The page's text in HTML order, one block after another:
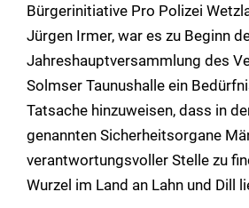
Bürgerinitiative Pro Polizei
Jürgen Irmer, war es zu Beginn
Jahreshauptversammlung des
Solmser Taunushalle ein
Tatsache hinzuweisen, dass in
genannten Sicherheitsorgane
verantwortungsvoller Stelle zu
Wurzel im Land an Lahn und Dill